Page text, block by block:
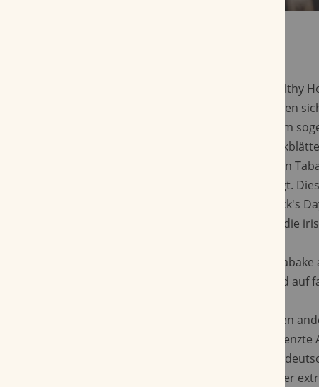
Die Alec Bradley Barber Pole Edition 2023 Filthy
Format stammen aus Honduras und zeichnen
cremig-süßen Geschmack aus. Sie werden im
Pole Style" gerollt. Hierbei werden zwei
unterschiedlicher Farbe spiralförmig um den
einen besonders ästhetischen Effekt erzeugt.
Sonderedition wird jedes Jahr zum St. Patrick's
einem wichtigen Feiertag insbesondere für die
Ein ecuadorianisches Umblatt und Einlagetabake
Honduras und Panama vollenden den Blend auf
Inzwischen erfreut sich der Tag auch in vielen
zunehmender Beliebtheit. Da nur eine begrenzte
dieser seltenen Boutique-Zigarren auf dem
ist, empfehlen wir Ihnen, schnell einige dieser